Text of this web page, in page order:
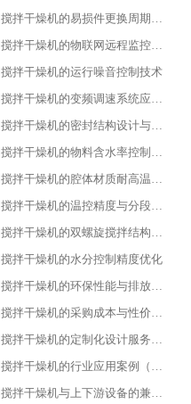
搅拌干燥机的易损件更换周期与维护
搅拌干燥机的物联网远程监控系统搭建
搅拌干燥机的运行噪音控制技术
搅拌干燥机的变频调速系统应用优势
搅拌干燥机的密封结构设计与防泄漏技术
搅拌干燥机的物料含水率控制精度
搅拌干燥机的腔体材质耐高温性能指标
搅拌干燥机的温控精度与分段控温技术
搅拌干燥机的双螺旋搅拌结构设计原理
搅拌干燥机的水分控制精度优化​
搅拌干燥机的环保性能与排放标准​
搅拌干燥机的采购成本与性价比评估​
搅拌干燥机的定制化设计服务范围​
搅拌干燥机的行业应用案例（食品行业）
搅拌干燥机与上下游设备的兼容适配​